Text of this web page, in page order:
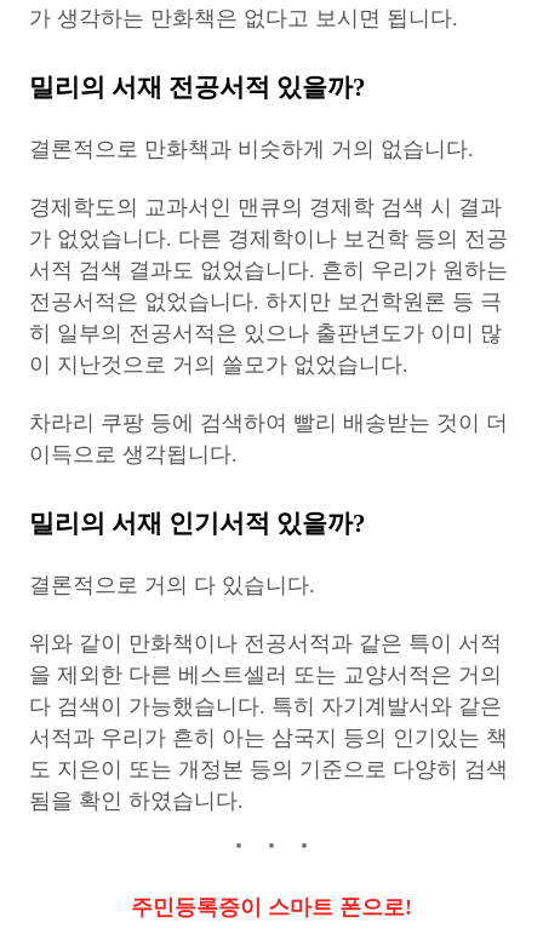
가 생각하는 만화책은 없다고 보시면 됩니다.
밀리의 서재 전공서적 있을까?
결론적으로 만화책과 비슷하게 거의 없습니다.
경제학도의 교과서인 맨큐의 경제학 검색 시 결과
가 없었습니다. 다른 경제학이나 보건학 등의 전공
서적 검색 결과도 없었습니다. 흔히 우리가 원하는
전공서적은 없었습니다. 하지만 보건학원론 등 극
히 일부의 전공서적은 있으나 출판년도가 이미 많
이 지난것으로 거의 쓸모가 없었습니다.
차라리 쿠팡 등에 검색하여 빨리 배송받는 것이 더
이득으로 생각됩니다.
밀리의 서재 인기서적 있을까?
결론적으로 거의 다 있습니다.
위와 같이 만화책이나 전공서적과 같은 특이 서적
을 제외한 다른 베스트셀러 또는 교양서적은 거의
다 검색이 가능했습니다. 특히 자기계발서와 같은
서적과 우리가 흔히 아는 삼국지 등의 인기있는 책
도 지은이 또는 개정본 등의 기준으로 다양히 검색
됨을 확인 하였습니다.
주민등록증이 스마트 폰으로!